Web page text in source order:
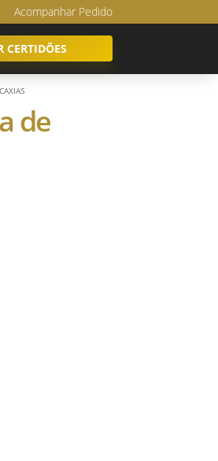
Acompanhar Pedido
CERTIDÕES
de